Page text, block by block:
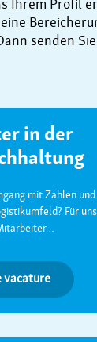
Ihrem Profil
senden
in der
mit Zahlen
Für
vacature